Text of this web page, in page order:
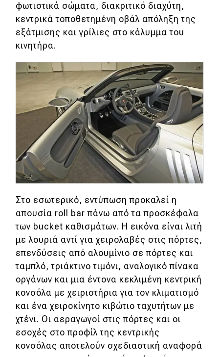
Συμβουλές
Χρηστικά
Συμβουλές
ΚΤΕΟ
Οδική βοήθεια
eDRIVE
DRIVE USED
φωτιστικά σώματα, διακριτικό διαχύτη,
κεντρικά τοποθετημένη οβάλ απόληξη της
εξάτμισης και γρίλιες στο κάλυμμα του
κινητήρα.
Στο εσωτερικό, εντύπωση προκαλεί η
απουσία roll bar πάνω από τα προσκέφαλα
των bucket καθισμάτων. Η εικόνα είναι λιτή
με λουριά αντί για χειρολαβές στις πόρτες,
επενδύσεις από αλουμίνιο σε πόρτες και
ταμπλό, τριάκτινο τιμόνι, αναλογικό πίνακα
οργάνων και μια έντονα κεκλιμένη κεντρική
κονσόλα με χειριστήρια για τον κλιματισμό
και ένα χειροκίνητο κιβώτιο ταχυτήτων με
χτένι. Οι αεραγωγοί στις πόρτες και οι
εσοχές στο προφίλ της κεντρικής
κονσόλας αποτελούν σχεδιαστική αναφορά